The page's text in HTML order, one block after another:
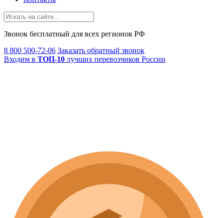
Звонок бесплатный для всех регионов РФ
8 800 500-72-06 Заказать обратный звонок
Входим в ТОП-10 лучших перевозчиков России